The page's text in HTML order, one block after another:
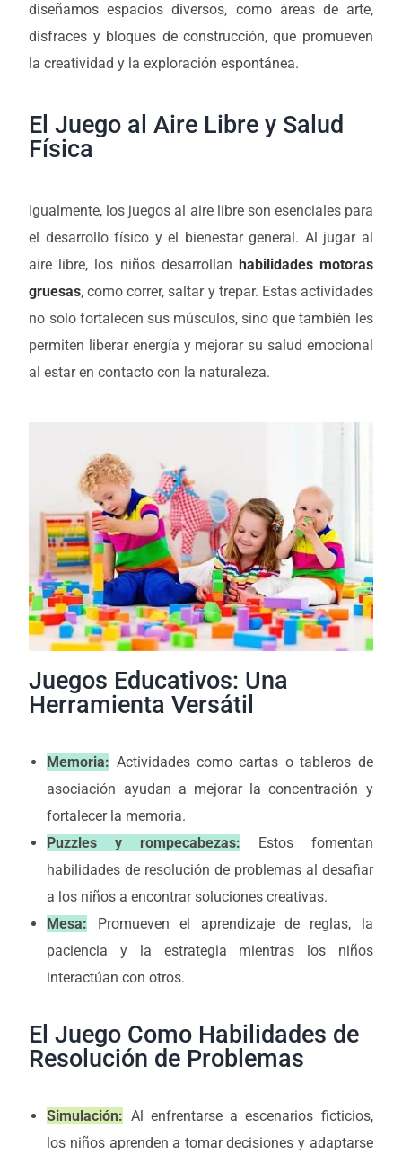
diseñamos espacios diversos, como áreas de arte,
disfraces y bloques de construcción, que promueven
la creatividad y la exploración espontánea.
El Juego al Aire Libre y Salud
Física
Igualmente, los juegos al aire libre son esenciales para
el desarrollo físico y el bienestar general. Al jugar al
aire libre, los niños desarrollan habilidades motoras
gruesas, como correr, saltar y trepar. Estas actividades
no solo fortalecen sus músculos, sino que también les
permiten liberar energía y mejorar su salud emocional
al estar en contacto con la naturaleza.
Juegos Educativos: Una
Herramienta Versátil
Memoria: Actividades como cartas o tableros de
asociación ayudan a mejorar la concentración y
fortalecer la memoria.
Puzzles y rompecabezas: Estos fomentan
habilidades de resolución de problemas al desafiar
a los niños a encontrar soluciones creativas.
Mesa: Promueven el aprendizaje de reglas, la
paciencia y la estrategia mientras los niños
interactúan con otros.
El Juego Como Habilidades de
Resolución de Problemas
Simulación: Al enfrentarse a escenarios ficticios,
los niños aprenden a tomar decisiones y adaptarse